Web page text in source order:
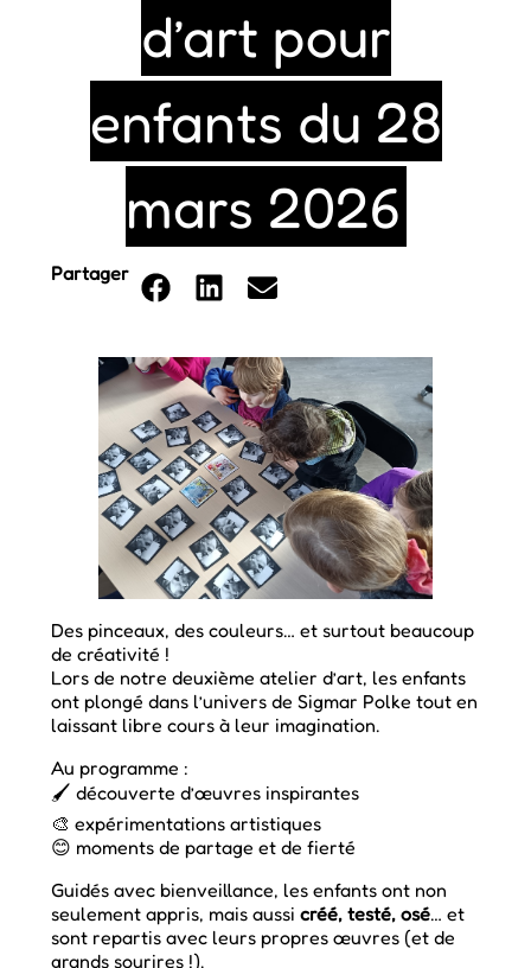
d’art pour
enfants du 28
mars 2026
Partager
Des pinceaux, des couleurs… et surtout beaucoup
de créativité !
Lors de notre deuxième atelier d’art, les enfants
ont plongé dans l’univers de Sigmar Polke tout en
laissant libre cours à leur imagination.
Au programme :
🖌️ découverte d’œuvres inspirantes
🎨 expérimentations artistiques
😊 moments de partage et de fierté
Guidés avec bienveillance, les enfants ont non
seulement appris, mais aussi créé, testé, osé… et
sont repartis avec leurs propres œuvres (et de
grands sourires !).